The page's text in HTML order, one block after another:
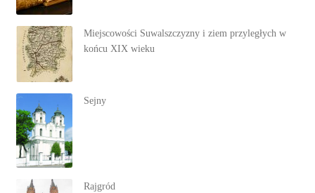
Miejscowości Suwalszczyzny i ziem przyległych w
końcu XIX wieku
Sejny
Rajgród